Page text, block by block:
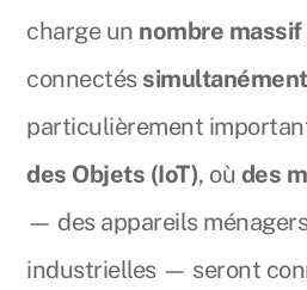
charge un nombre massif
connectés simultanément
particulièrement
des Objets (IoT), où des
— des appareils
industrielles — seront